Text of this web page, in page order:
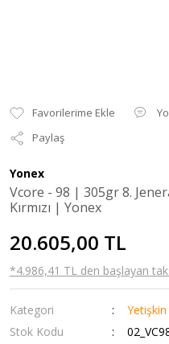
Paylaş
Yonex
Vcore - 98 | 305gr 8.
Kırmızı | Yonex
20.605,00 TL
*4.986,41 TL den başlayan
Kategori Yetişkin
Stok Kodu